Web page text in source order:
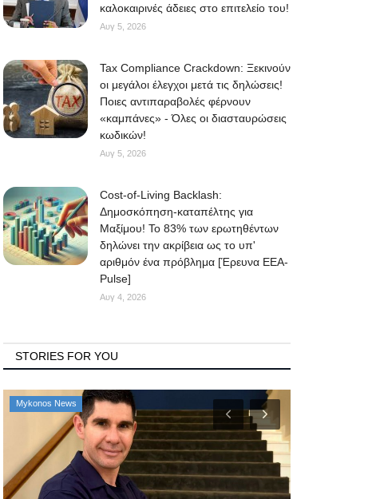
καλοκαιρινές άδειες στο επιτελείο του!
Αυγ 5, 2026
Tax Compliance Crackdown: Ξεκινούν
οι μεγάλοι έλεγχοι μετά τις δηλώσεις!
Ποιες αντιπαραβολές φέρνουν
«καμπάνες» - Όλες οι διασταυρώσεις
κωδικών!
Αυγ 5, 2026
Cost-of-Living Backlash:
Δημοσκόπηση-καταπέλτης για
Μαξίμου! Το 83% των ερωτηθέντων
δηλώνει την ακρίβεια ως το υπ'
αριθμόν ένα πρόβλημα [Έρευνα ΕΕΑ-
Pulse]
Αυγ 4, 2026
STORIES FOR YOU
Mykonos Δ.Ε.Υ.Α. Μυκόνου